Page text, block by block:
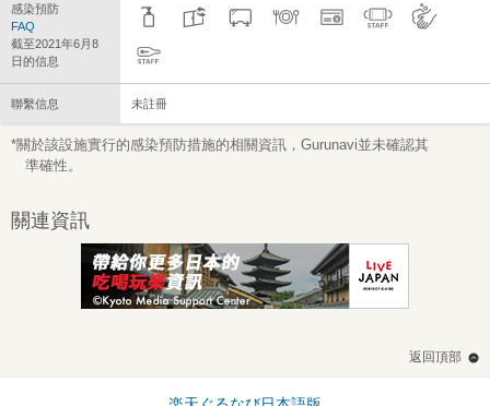
感染預防
FAQ
截至2021年6月8
日的信息
聯繫信息 未註冊
*關於該設施實行的感染預防措施的相關資訊，Gurunavi並未確認其
準確性。
關連資訊
返回頂部